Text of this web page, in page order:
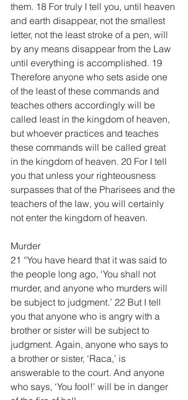
them. 18 For truly I tell you, until heaven
and earth disappear, not the smallest
letter, not the least stroke of a pen, will
by any means disappear from the Law
until everything is accomplished. 19
Therefore anyone who sets aside one
of the least of these commands and
teaches others accordingly will be
called least in the kingdom of heaven,
but whoever practices and teaches
these commands will be called great
in the kingdom of heaven. 20 For I tell
you that unless your righteousness
surpasses that of the Pharisees and the
teachers of the law, you will certainly
not enter the kingdom of heaven.
Murder
21 “You have heard that it was said to
the people long ago, ‘You shall not
murder, and anyone who murders will
be subject to judgment.’ 22 But I tell
you that anyone who is angry with a
brother or sister will be subject to
judgment. Again, anyone who says to
a brother or sister, ‘Raca,’ is
answerable to the court. And anyone
who says, ‘You fool!’ will be in danger